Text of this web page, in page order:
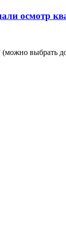
осмотр
выбрать